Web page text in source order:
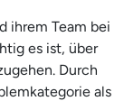
ihrem Team bei
es ist, über
Durch
als